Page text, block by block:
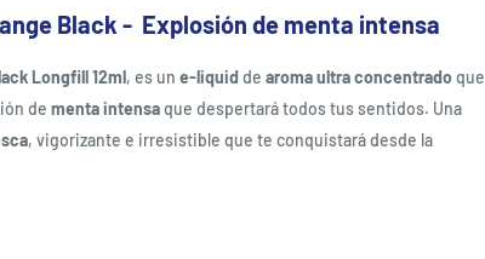
Black - Explosión de menta intensa
Longfill 12ml, es un e-liquidde aroma ultra concentradoque
de menta intensaque despertará todos tus sentidos. Una
, vigorizante e irresistible que te conquistará desde la